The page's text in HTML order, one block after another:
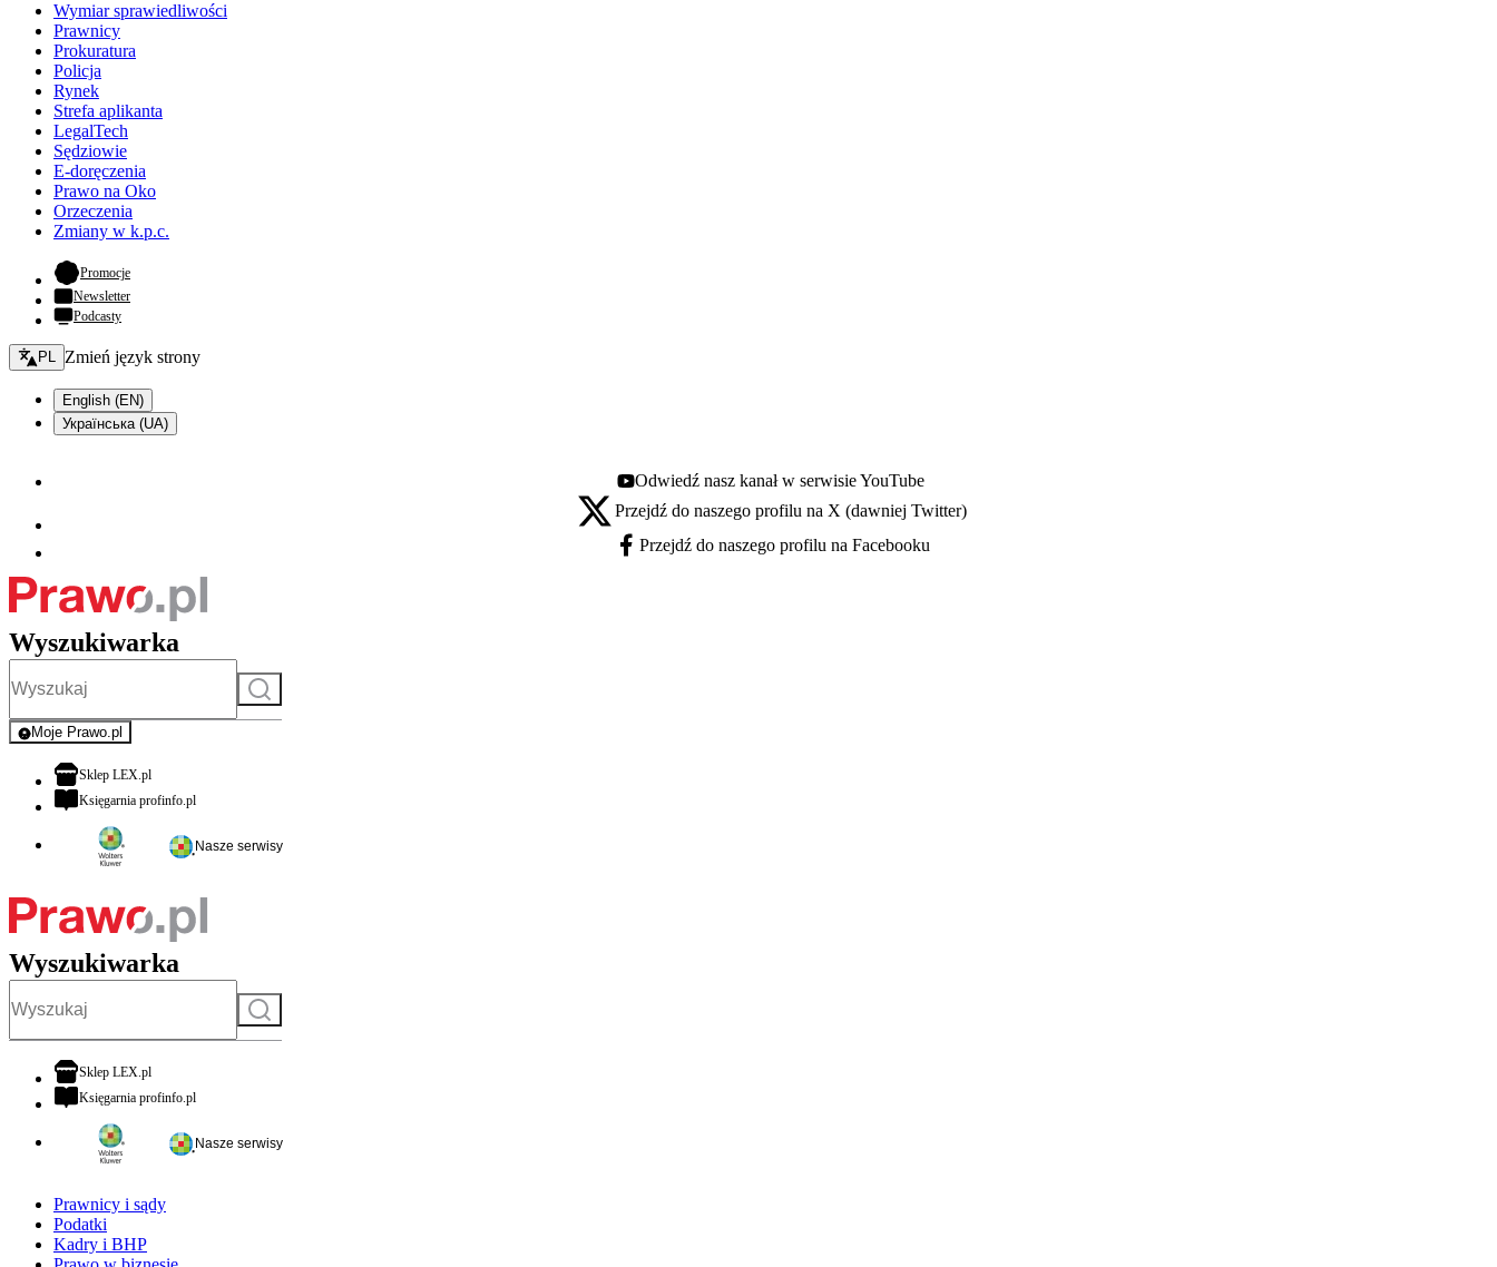
Wymiar sprawiedliwości
Prawnicy
Prokuratura
Policja
Rynek
Strefa aplikanta
LegalTech
Sędziowie
E-doręczenia
Prawo na Oko
Orzeczenia
Zmiany w k.p.c.
Promocje- otwiera się w nowej karcie
Newsletter
Podcasty
Zmień język - bieżący:
PL Zmień język strony
English (EN)
Українська (UA)
Youtube - otwiera się w nowej karcie
Odwiedź nasz kanał w serwisie YouTube
X - otwiera się w nowej karcie
Przejdź do naszego profilu na X (dawniej Twitter)
Facebook - otwiera się w nowej karcie
Przejdź do naszego profilu na Facebooku
Wyszukiwarka
Szukaj
Moje Prawo.pl
- rejestracja i logowanie do serwisu
Sklep LEX.plotwiera się w nowej karcie
Księgarnia profinfo.plotwiera się w nowej karcie
Nasze serwisy
Wyszukiwarka
Szukaj
Sklep LEX.plotwiera się w nowej karcie
Księgarnia profinfo.plotwiera się w nowej karcie
Nasze serwisy
Prawnicy i sądy
Podatki
Kadry i BHP